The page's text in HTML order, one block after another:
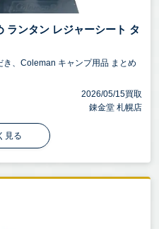
ランタン レジャーシート タ
、Coleman キャンプ用品 まとめ
2026/05/15買取
錬金堂 札幌店
見る